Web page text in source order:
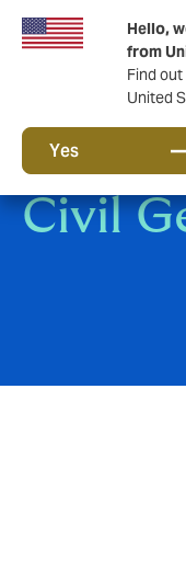
Hello,
from
Find
United
Yes
Civil